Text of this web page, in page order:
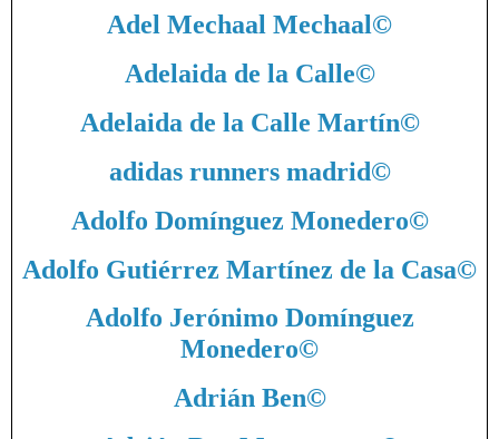
Adel Mechaal Mechaal©
Adelaida de la Calle©
Adelaida de la Calle Martín©
adidas runners madrid©
Adolfo Domínguez Monedero©
Adolfo Gutiérrez Martínez de la Casa©
Adolfo Jerónimo Domínguez
Monedero©
Adrián Ben©